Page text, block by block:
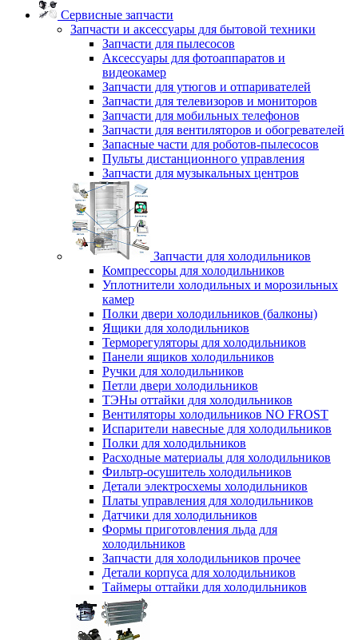
Сервисные запчасти
Запчасти и аксессуары для бытовой техники
Запчасти для пылесосов
Аксессуары для фотоаппаратов и
видеокамер
Запчасти для утюгов и отпаривателей
Запчасти для телевизоров и мониторов
Запчасти для мобильных телефонов
Запчасти для вентиляторов и обогревателей
Запасные части для роботов-пылесосов
Пульты дистанционного управления
Запчасти для музыкальных центров
Запчасти для холодильников
Компрессоры для холодильников
Уплотнители холодильных и морозильных
камер
Полки двери холодильников (балконы)
Ящики для холодильников
Терморегуляторы для холодильников
Панели ящиков холодильников
Ручки для холодильников
Петли двери холодильников
ТЭНы оттайки для холодильников
Вентиляторы холодильников NO FROST
Испарители навесные для холодильников
Полки для холодильников
Расходные материалы для холодильников
Фильтр-осушитель холодильников
Детали электросхемы холодильников
Платы управления для холодильников
Датчики для холодильников
Формы приготовления льда для
холодильников
Запчасти для холодильников прочее
Детали корпуса для холодильников
Таймеры оттайки для холодильников